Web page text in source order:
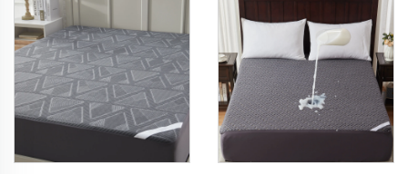
bolova u leđima
hladnjak od bambusa
s kvržicama (siva)
srednje podrške (2"
gel pjenasti madrac s
pamćenjem oblika + 2"
hladni puhasti
dodatak tipa pillow
top), Propuštanje
zraka i ublažavanje